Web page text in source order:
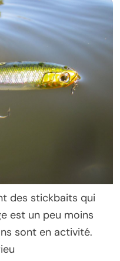
des stickbaits qui
est un peu moins
sont en activité.